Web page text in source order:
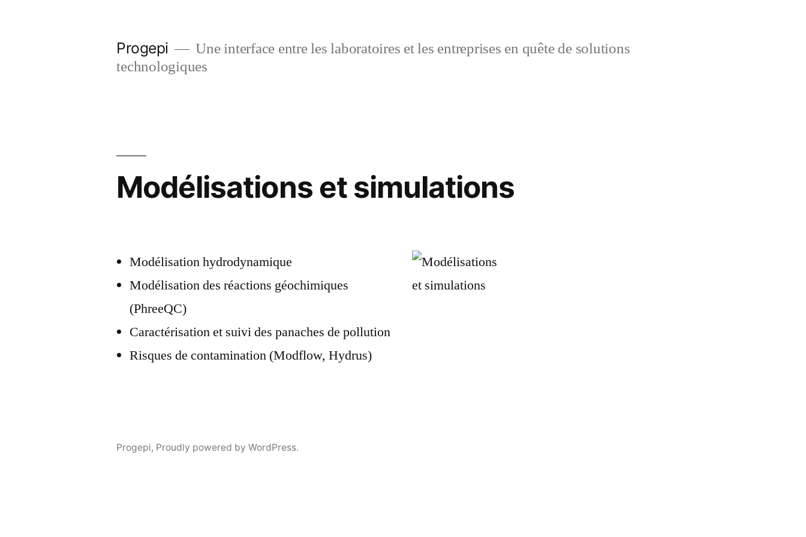
Progepi
Une interface entre les laboratoires et les entreprises en quête de solutions
technologiques
Modélisations et simulations
Modélisation hydrodynamique
Modélisation des réactions géochimiques
(PhreeQC)
Caractérisation et suivi des panaches de pollution
Risques de contamination (Modflow, Hydrus)
Progepi, Proudly powered by WordPress.